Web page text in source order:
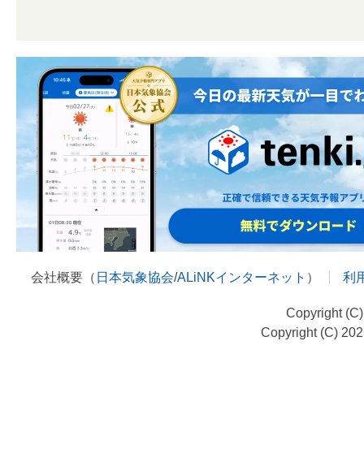
会社概要（ 日本気象協会/ALiNKインターネット ） 利
Copyright
Copyright (C)